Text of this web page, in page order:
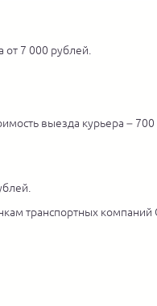
от 7 000 рублей.
выезда курьера –
транспортных